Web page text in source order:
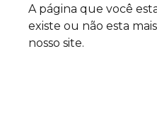
A página que você
existe ou não esta
nosso site.